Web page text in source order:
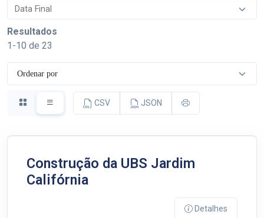
Resultados
1-10 de 23
CSV JSON
Construção da UBS Jardim
Califórnia
Detalhes